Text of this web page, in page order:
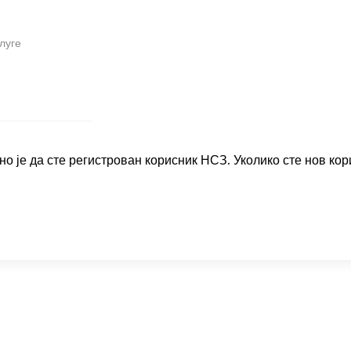
да сте регистрован корисник НСЗ. Уколико сте нов